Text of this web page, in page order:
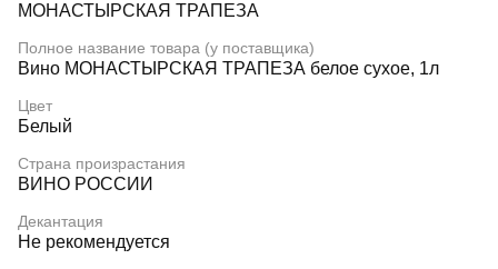
МОНАСТЫРСКАЯ ТРАПЕЗА
Полное название товара (у поставщика)
Вино МОНАСТЫРСКАЯ ТРАПЕЗА белое сухое, 1л
Цвет
Белый
Страна произрастания
ВИНО РОССИИ
Декантация
Не рекомендуется